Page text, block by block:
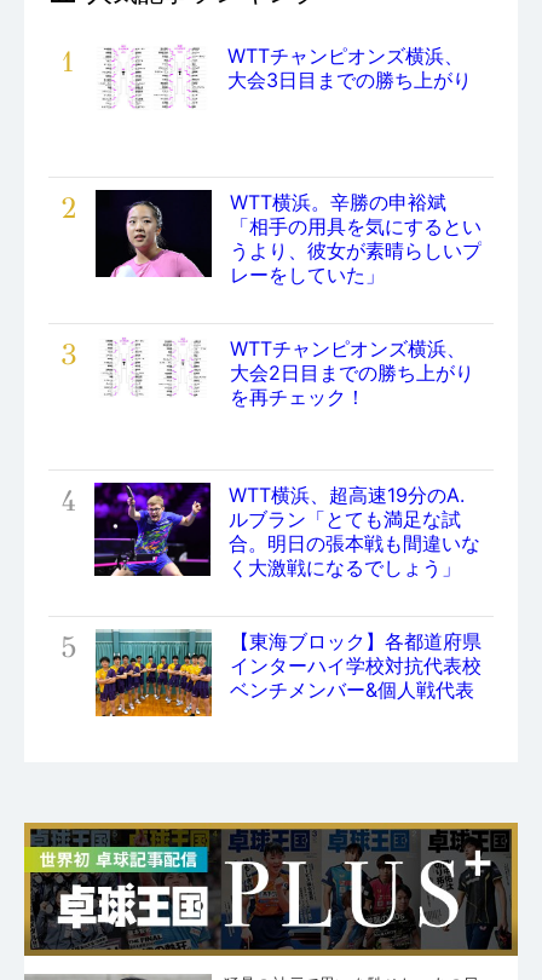
1
WTTチャンピオンズ横浜、
大会3日目までの勝ち上がり
2
WTT横浜。辛勝の申裕斌
「相手の用具を気にするとい
うより、彼女が素晴らしいプ
レーをしていた」
3
WTTチャンピオンズ横浜、
大会2日目までの勝ち上がり
を再チェック！
4
WTT横浜、超高速19分のA.
ルブラン「とても満足な試
合。明日の張本戦も間違いな
く大激戦になるでしょう」
5
【東海ブロック】各都道府県
インターハイ学校対抗代表校
ベンチメンバー&個人戦代表